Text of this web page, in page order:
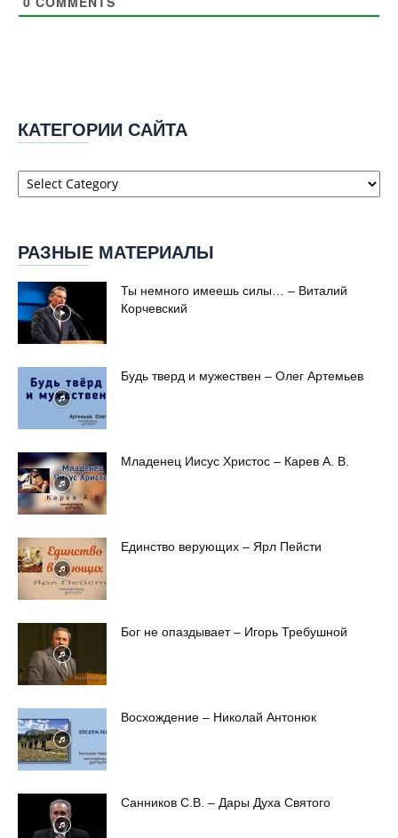
КАТЕГОРИИ САЙТА
Категории
сайта
РАЗНЫЕ МАТЕРИАЛЫ
Ты немного имеешь силы… – Виталий
Корчевский
Будь тверд и мужествен – Олег Артемьев
Младенец Иисус Христос – Карев А. В.
Единство верующих – Ярл Пейсти
Бог не опаздывает – Игорь Требушной
Восхождение – Николай Антонюк
Санников С.В. – Дары Духа Святого